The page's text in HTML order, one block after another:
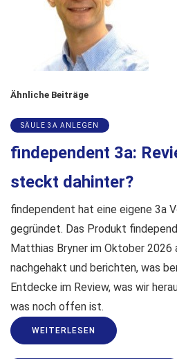
Ähnliche Beiträge
SÄULE 3A ANLEGEN
findependent 3a:
steckt dahinter?
findependent hat eine eigene 3a
gegründet. Das Produkt
Matthias Bryner im Oktober 2026
nachgehakt und berichten, was
Entdecke im Review, was wir
was noch offen ist.
WEITERLESEN